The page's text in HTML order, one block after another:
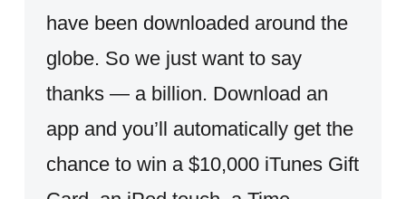
have been downloaded around the
globe. So we just want to say
thanks — a billion. Download an
app and you’ll automatically get the
chance to win a $10,000 iTunes Gift